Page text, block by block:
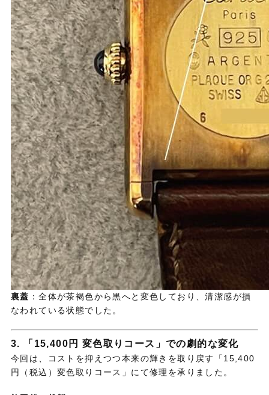
裏蓋 ：全体が茶褐色から黒へと変色しており、清潔感が損
なわれている状態でした。
3. 「15,400円 変色取りコース」での劇的な変化
今回は、コストを抑えつつ本来の輝きを取り戻す「15,400
円（税込）変色取りコース」にて修理を承りました。